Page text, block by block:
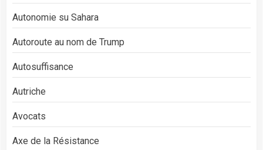
Autonomie su Sahara
Autoroute au nom de Trump
Autosuffisance
Autriche
Avocats
Axe de la Résistance